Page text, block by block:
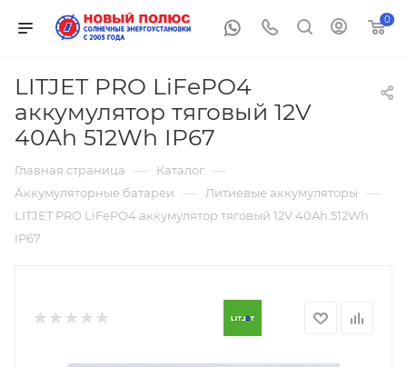
0
LITJET PRO LiFePO4
аккумулятор тяговый 12V
40Ah 512Wh IP67
Главная страница — Каталог —
Аккумуляторные батареи — Литиевые аккумуляторы —
LITJET PRO LiFePO4 аккумулятор тяговый 12V 40Ah 512Wh
IP67